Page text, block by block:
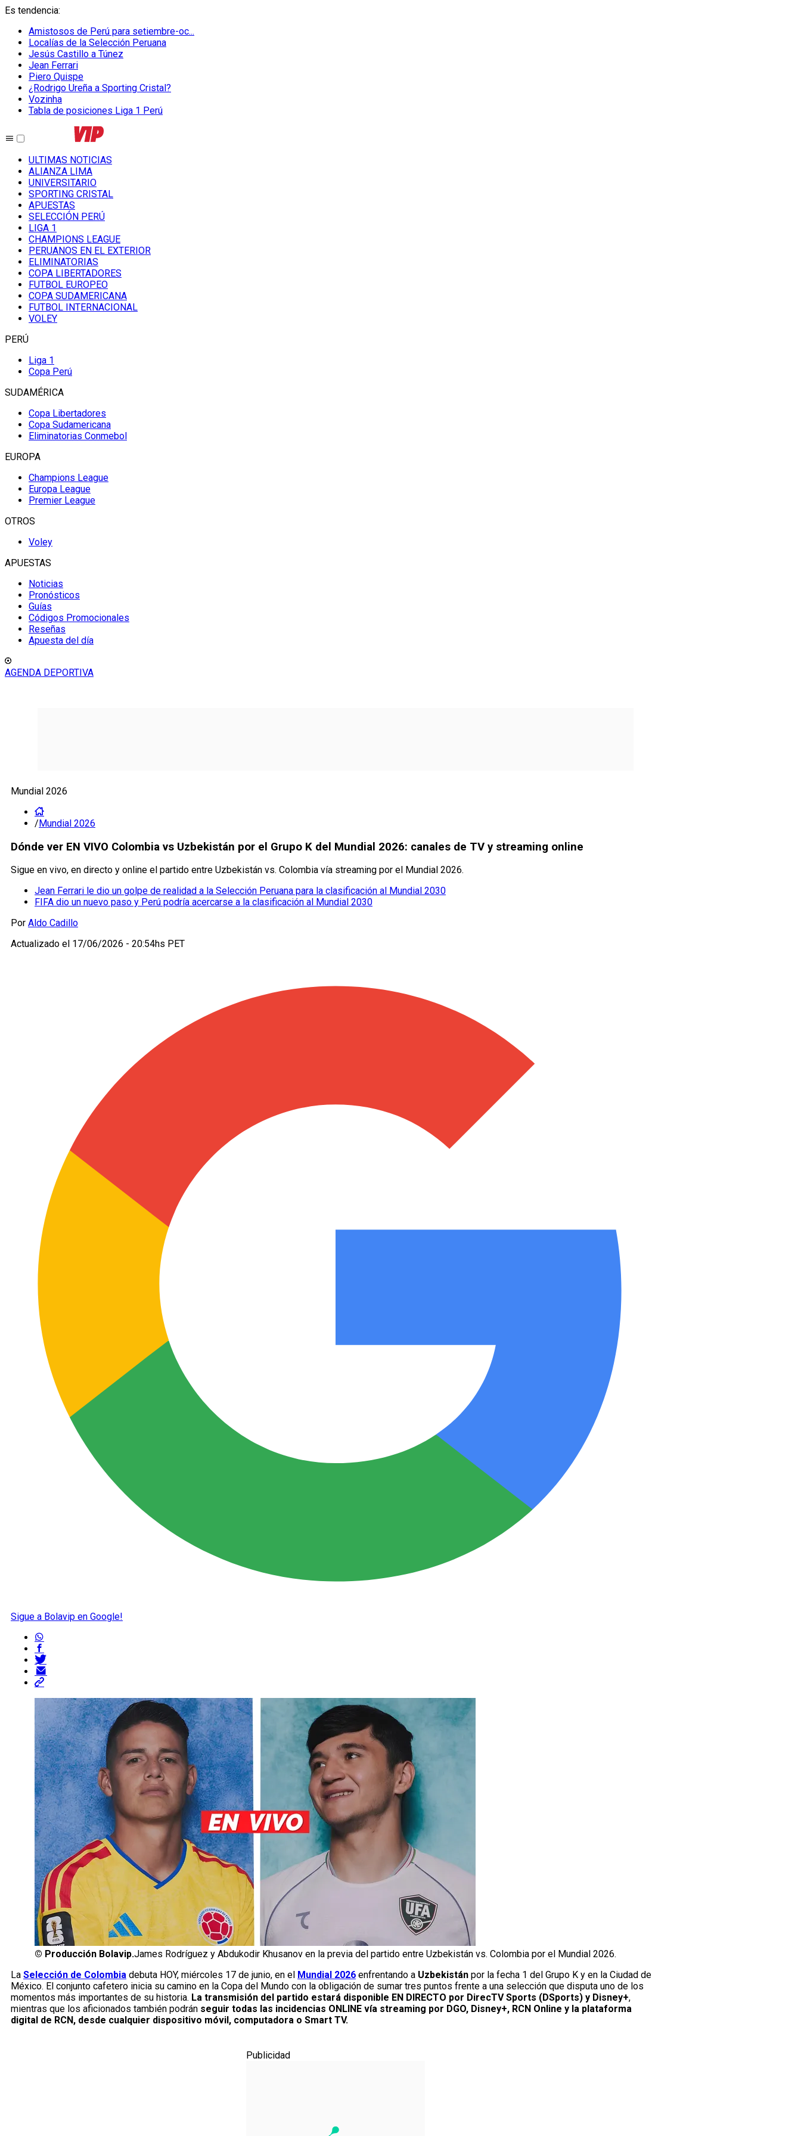
Es tendencia:
Amistosos de Perú para setiembre-oc...
Localías de la Selección Peruana
Jesús Castillo a Túnez
Jean Ferrari
Piero Quispe
¿Rodrigo Ureña a Sporting Cristal?
Vozinha
Tabla de posiciones Liga 1 Perú
ULTIMAS NOTICIAS
ALIANZA LIMA
UNIVERSITARIO
SPORTING CRISTAL
APUESTAS
SELECCIÓN PERÚ
LIGA 1
CHAMPIONS LEAGUE
PERUANOS EN EL EXTERIOR
ELIMINATORIAS
COPA LIBERTADORES
FUTBOL EUROPEO
COPA SUDAMERICANA
FUTBOL INTERNACIONAL
VOLEY
PERÚ
Liga 1
Copa Perú
SUDAMÉRICA
Copa Libertadores
Copa Sudamericana
Eliminatorias Conmebol
EUROPA
Champions League
Europa League
Premier League
OTROS
Voley
APUESTAS
Noticias
Pronósticos
Guías
Códigos Promocionales
Reseñas
Apuesta del día
AGENDA DEPORTIVA
Mundial 2026
/Mundial 2026
Dónde ver EN VIVO Colombia vs Uzbekistán por el Grupo K del Mundial 2026: canales de TV y streaming online
Sigue en vivo, en directo y online el partido entre Uzbekistán vs. Colombia vía streaming por el Mundial 2026.
Jean Ferrari le dio un golpe de realidad a la Selección Peruana para la clasificación al Mundial 2030
FIFA dio un nuevo paso y Perú podría acercarse a la clasificación al Mundial 2030
Por Aldo Cadillo
Actualizado el 17/06/2026 - 20:54hs PET
Sigue a Bolavip en Google!
© Producción Bolavip.James Rodríguez y Abdukodir Khusanov en la previa del partido entre Uzbekistán vs. Colombia por el Mundial 2026.
La Selección de Colombia debuta HOY, miércoles 17 de junio, en el Mundial 2026 enfrentando a Uzbekistán por la fecha 1 del Grupo K y en la Ciudad de
México. El conjunto cafetero inicia su camino en la Copa del Mundo con la obligación de sumar tres puntos frente a una selección que disputa uno de los
momentos más importantes de su historia. La transmisión del partido estará disponible EN DIRECTO por DirecTV Sports (DSports) y Disney+,
mientras que los aficionados también podrán seguir todas las incidencias ONLINE vía streaming por DGO, Disney+, RCN Online y la plataforma
digital de RCN, desde cualquier dispositivo móvil, computadora o Smart TV.
Publicidad